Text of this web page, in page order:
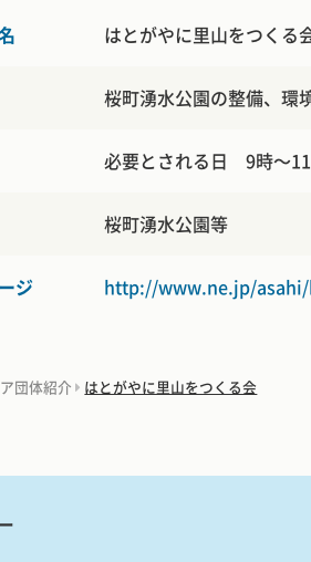
はとがやに里山をつくる
桜町湧水公園の整備、環
必要とされる日 9時～
桜町湧水公園等
ジ http://www.ne.jp/
団体紹介 はとがやに里山をつくる会